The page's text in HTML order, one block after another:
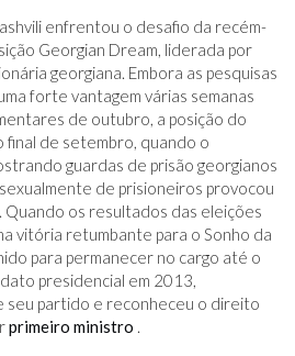
enfrentou o desafio da recém-
Georgian Dream, liderada por
georgiana. Embora as pesquisas
forte vantagem várias semanas
de outubro, a posição do
final de setembro, quando o
guardas de prisão georgianos
de prisioneiros provocou
Quando os resultados das eleições
vitória retumbante para o Sonho da
para permanecer no cargo até o
presidencial em 2013,
partido e reconheceu o direito
primeiro ministro .